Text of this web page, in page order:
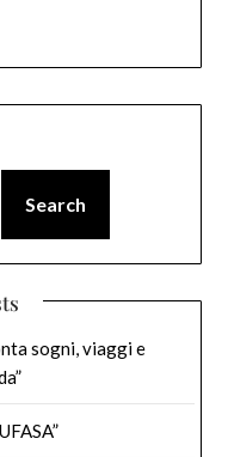
Search
sogni, viaggi e